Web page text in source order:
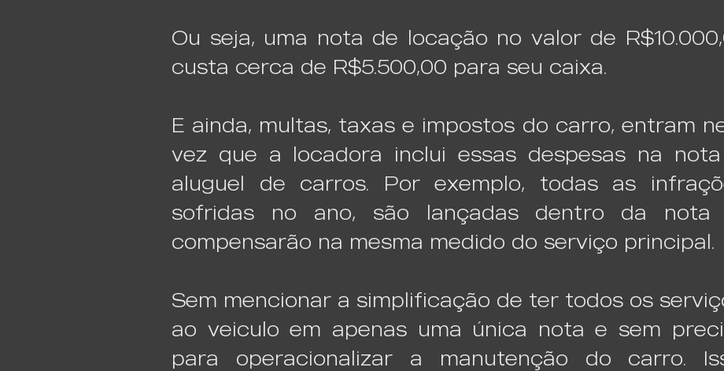
Ou seja, uma nota de locação no valor de
custa cerca de R$5.500,00 para seu caixa.
E ainda, multas, taxas e impostos do carro, entram
vez que a locadora inclui essas despesas na
aluguel de carros. Por exemplo, todas as
sofridas no ano, são lançadas dentro da
compensarão na mesma medido do serviço principal.
Sem mencionar a simplificação de ter todos os
ao veiculo em apenas uma única nota e sem
para operacionalizar a manutenção do carro.